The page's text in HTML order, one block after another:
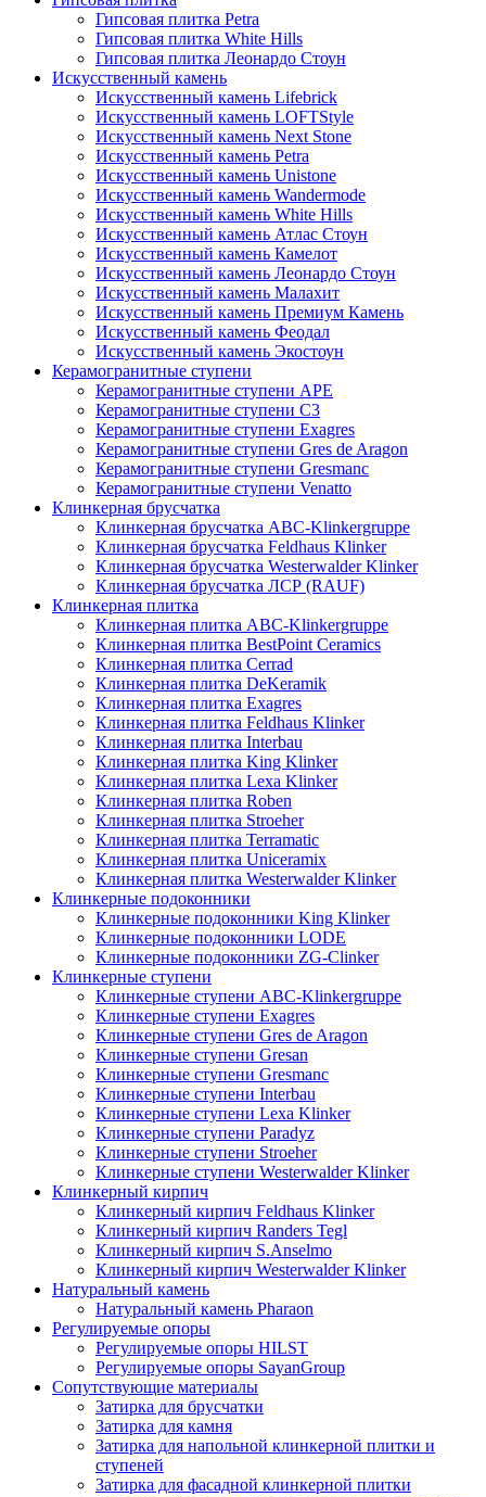
Гипсовая плитка Petra
Гипсовая плитка White Hills
Гипсовая плитка Леонардо Стоун
Искусственный камень
Искусственный камень Lifebrick
Искусственный камень LOFTStyle
Искусственный камень Next Stone
Искусственный камень Petra
Искусственный камень Unistone
Искусственный камень Wandermode
Искусственный камень White Hills
Искусственный камень Атлас Стоун
Искусственный камень Камелот
Искусственный камень Леонардо Стоун
Искусственный камень Малахит
Искусственный камень Премиум Камень
Искусственный камень Феодал
Искусственный камень Экостоун
Керамогранитные ступени
Керамогранитные ступени APE
Керамогранитные ступени C3
Керамогранитные ступени Exagres
Керамогранитные ступени Gres de Aragon
Керамогранитные ступени Gresmanc
Керамогранитные ступени Venatto
Клинкерная брусчатка
Клинкерная брусчатка ABC-Klinkergruppe
Клинкерная брусчатка Feldhaus Klinker
Клинкерная брусчатка Westerwalder Klinker
Клинкерная брусчатка ЛСР (RAUF)
Клинкерная плитка
Клинкерная плитка ABC-Klinkergruppe
Клинкерная плитка BestPoint Ceramics
Клинкерная плитка Cerrad
Клинкерная плитка DeKeramik
Клинкерная плитка Exagres
Клинкерная плитка Feldhaus Klinker
Клинкерная плитка Interbau
Клинкерная плитка King Klinker
Клинкерная плитка Lexa Klinker
Клинкерная плитка Roben
Клинкерная плитка Stroeher
Клинкерная плитка Terramatic
Клинкерная плитка Uniceramix
Клинкерная плитка Westerwalder Klinker
Клинкерные подоконники
Клинкерные подоконники King Klinker
Клинкерные подоконники LODE
Клинкерные подоконники ZG-Clinker
Клинкерные ступени
Клинкерные ступени ABC-Klinkergruppe
Клинкерные ступени Exagres
Клинкерные ступени Gres de Aragon
Клинкерные ступени Gresan
Клинкерные ступени Gresmanc
Клинкерные ступени Interbau
Клинкерные ступени Lexa Klinker
Клинкерные ступени Paradyz
Клинкерные ступени Stroeher
Клинкерные ступени Westerwalder Klinker
Клинкерный кирпич
Клинкерный кирпич Feldhaus Klinker
Клинкерный кирпич Randers Tegl
Клинкерный кирпич S.Anselmo
Клинкерный кирпич Westerwalder Klinker
Натуральный камень
Натуральный камень Pharaon
Регулируемые опоры
Регулируемые опоры HILST
Регулируемые опоры SayanGroup
Сопутствующие материалы
Затирка для брусчатки
Затирка для камня
Затирка для напольной клинкерной плитки и
ступеней
Затирка для фасадной клинкерной плитки